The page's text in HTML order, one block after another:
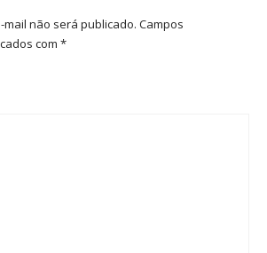
não será publicado. Campos
com *